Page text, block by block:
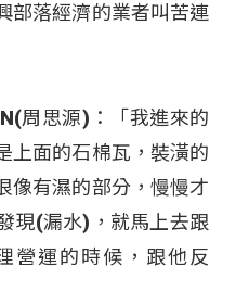
部落經濟的業者叫苦連
周思源)：「我進來的
上面的石棉瓦，裝潢的
像有濕的部分，慢慢才
現(漏水)，就馬上去跟
營運的時候，跟他反